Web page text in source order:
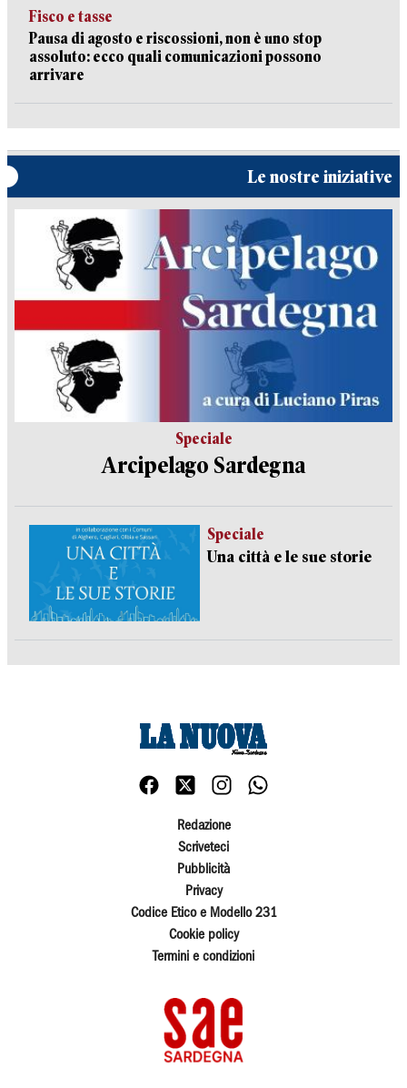
Fisco e tasse
Pausa di agosto e riscossioni, non è uno stop
assoluto: ecco quali comunicazioni possono
arrivare
Le nostre iniziative
Speciale
Arcipelago Sardegna
Speciale
Una città e le sue storie
Redazione
Scriveteci
Pubblicità
Privacy
Codice Etico e Modello 231
Cookie policy
Termini e condizioni